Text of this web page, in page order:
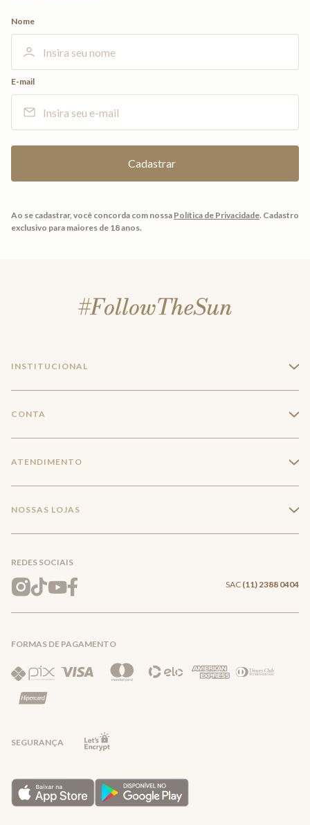
Nome
E-mail
Ao se cadastrar, você concorda com nossa Política de Privacidade. Cadastro
exclusivo para maiores de 18 anos.
INSTITUCIONAL +
Trabalhe conosco
Mapa do Site
CONTA +
Meus pedidos
Wishlist
ATENDIMENTO +
Entrega e Frete
Trocas e Devoluções
Política de Privacidade
NOSSAS LOJAS +
REDES SOCIAIS
SAC (11) 2388 0404
FORMAS DE PAGAMENTO
SEGURANÇA